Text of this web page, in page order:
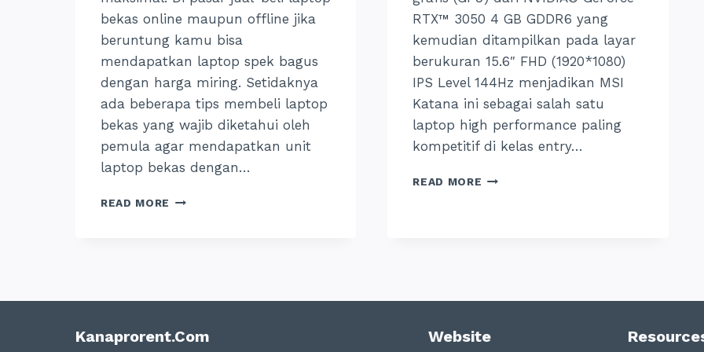
bekas online maupun offline jika
beruntung kamu bisa
mendapatkan laptop spek bagus
dengan harga miring. Setidaknya
ada beberapa tips membeli laptop
bekas yang wajib diketahui oleh
pemula agar mendapatkan unit
laptop bekas dengan…
READ MORE TIPS
OFFLINE
PEMULA
RTX™ 3050 4 GB GDDR6 yang
kemudian ditampilkan pada layar
berukuran 15.6″ FHD (1920*1080)
IPS Level 144Hz menjadikan MSI
Katana ini sebagai salah satu
laptop high performance paling
kompetitif di kelas entry…
READ MORE MSI
Kanaprorent.com Website